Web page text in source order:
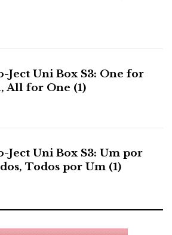
Ject Uni Box S3: One for
All for One (1)
Ject Uni Box S3: Um por
Todos por Um (1)